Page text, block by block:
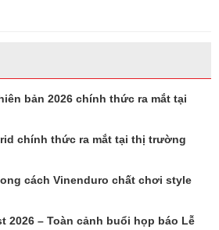
bản 2026 chính thức ra mắt tại
chính thức ra mắt tại thị trường
cách Vinenduro chất chơi style
2026 – Toàn cảnh buổi họp báo Lễ